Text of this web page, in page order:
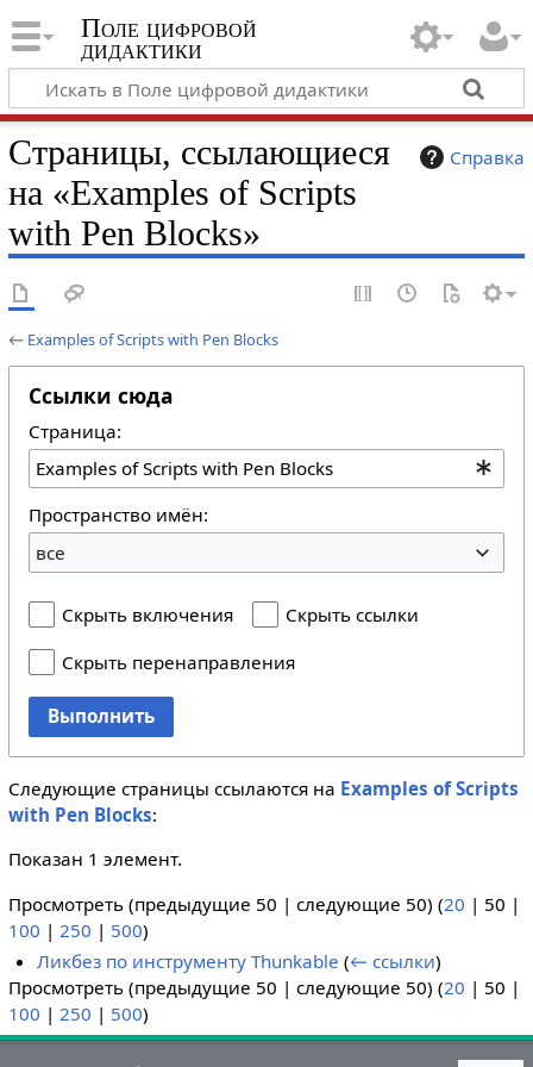
Поле цифровой
дидактики
Справка
Страницы, ссылающиеся
на «Examples of Scripts
with Pen Blocks»
← Examples of Scripts with Pen Blocks
Ссылки сюда
Страница:
Пространство имён:
все
Скрыть включения
Скрыть ссылки
Скрыть перенаправления
Выполнить
Следующие страницы ссылаются на Examples of Scripts
with Pen Blocks:
Показан 1 элемент.
Просмотреть (предыдущие 50 | следующие 50) (20 | 50 |
100 | 250 | 500)
Ликбез по инструменту Thunkable (← ссылки)
Просмотреть (предыдущие 50 | следующие 50) (20 | 50 |
100 | 250 | 500)